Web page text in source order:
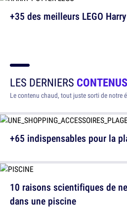
+35 des meilleurs LEGO
LES DERNIERS
Le contenu chaud, tout juste sorti de notre
+65 indispensables pour la
10 raisons scientifiques de
dans une piscine